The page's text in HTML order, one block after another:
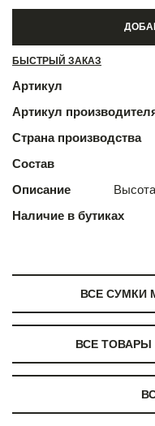
БЫСТРЫЙ ЗАКАЗ
Артикул
Артикул
Страна производства
Состав
Описание
Наличие в бутиках
ВСЕ СУМКИ
ВСЕ ТОВАРЫ